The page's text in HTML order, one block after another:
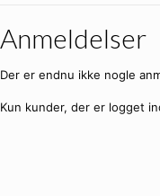
Anmeldelser
Der er endnu ikke nogle
Kun kunder, der er logget